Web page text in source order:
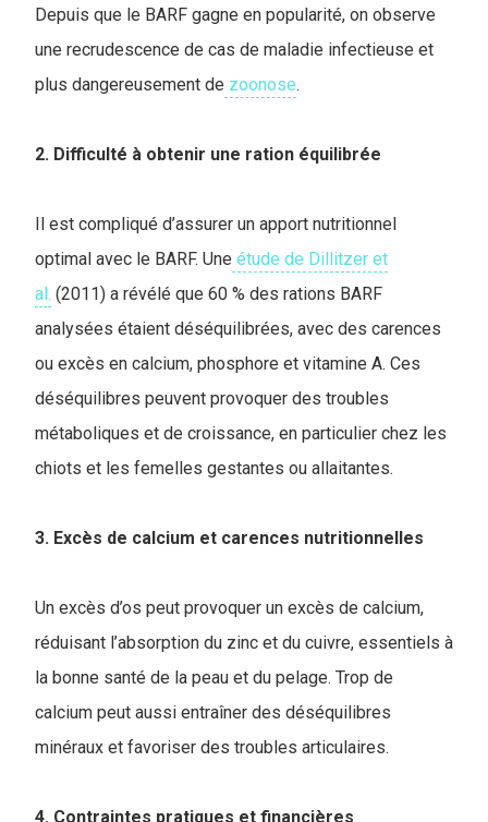
Depuis que le BARF gagne en popularité, on observe
une recrudescence de cas de maladie infectieuse et
plus dangereusement de zoonose.
2. Difficulté à obtenir une ration équilibrée
Il est compliqué d’assurer un apport nutritionnel
optimal avec le BARF. Une étude de Dillitzer et
al. (2011) a révélé que 60 % des rations BARF
analysées étaient déséquilibrées, avec des carences
ou excès en calcium, phosphore et vitamine A. Ces
déséquilibres peuvent provoquer des troubles
métaboliques et de croissance, en particulier chez les
chiots et les femelles gestantes ou allaitantes.
3. Excès de calcium et carences nutritionnelles
Un excès d’os peut provoquer un excès de calcium,
réduisant l’absorption du zinc et du cuivre, essentiels à
la bonne santé de la peau et du pelage. Trop de
calcium peut aussi entraîner des déséquilibres
minéraux et favoriser des troubles articulaires.
4. Contraintes pratiques et financières